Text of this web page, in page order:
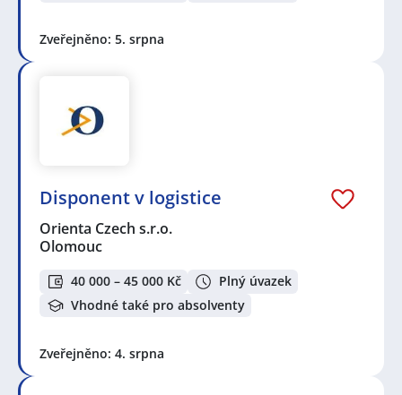
Zveřejněno: 5. srpna
Disponent v logistice
Orienta Czech s.r.o.
Olomouc
40 000 – 45 000 Kč
Plný úvazek
Vhodné také pro absolventy
Zveřejněno: 4. srpna